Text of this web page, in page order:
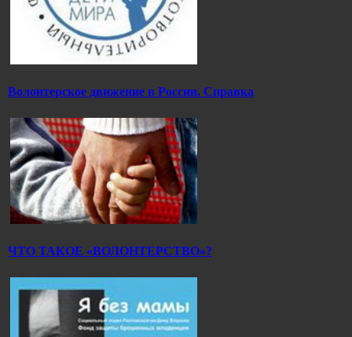
Волонтерское движение в России. Справка
ЧТО ТАКОЕ «ВОЛОНТЕРСТВО»?